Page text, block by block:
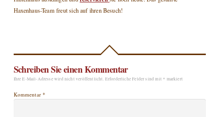
Haxenhaus-Team freut sich auf ihren Besuch!
Schreiben Sie einen Kommentar
Ihre E-Mail-Adresse wird nicht veröffentlicht. Erforderliche Felder sind mit * markiert
Kommentar*